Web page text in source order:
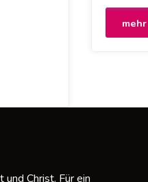
mehr
und Christ. Für ein